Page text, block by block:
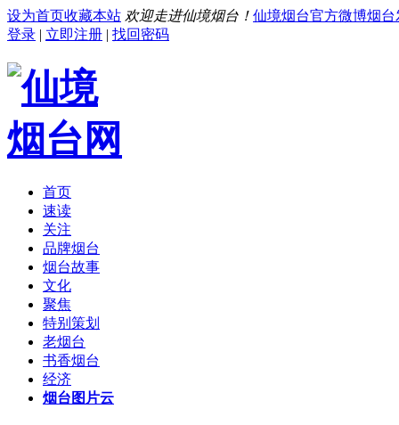
设为首页收藏本站 欢迎走进仙境烟台！ 仙境烟台官方微博烟台
登录 | 立即注册 | 找回密码
首页
速读
关注
品牌烟台
烟台故事
文化
聚焦
特别策划
老烟台
书香烟台
经济
烟台图片云